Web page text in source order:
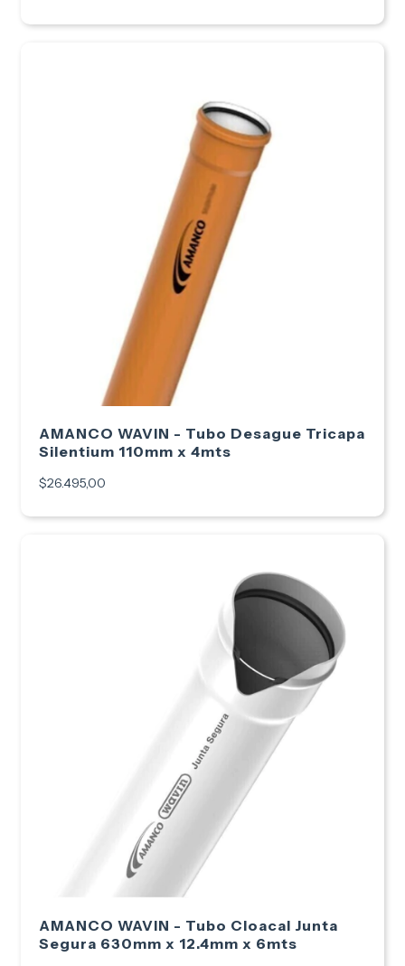
AMANCO WAVIN - Tubo Desague Tricapa
Silentium 110mm x 4mts
$26.495,00
AMANCO WAVIN - Tubo Cloacal Junta
Segura 630mm x 12.4mm x 6mts